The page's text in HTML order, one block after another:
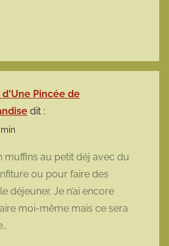
Pincée de
dit :
muffins au petit déj avec du
ou pour faire des
déjeuner. Je n’ai encore
moi-même mais ce sera